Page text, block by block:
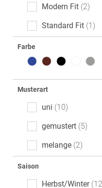
Modern Fit 2
Standard Fit 1
Farbe
Musterart
uni 10
gemustert 5
melange 2
Saison
Herbst/Winter 12